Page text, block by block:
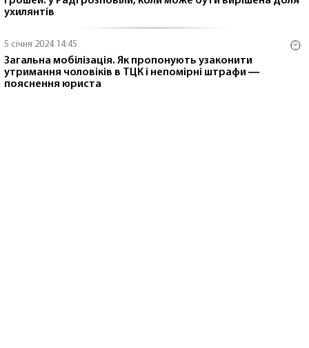
ухилянтів
5 січня 2024 14:45
Загальна мобілізація. Як пропонують узаконити
утримання чоловіків в ТЦК і непомірні штрафи ―
пояснення юриста